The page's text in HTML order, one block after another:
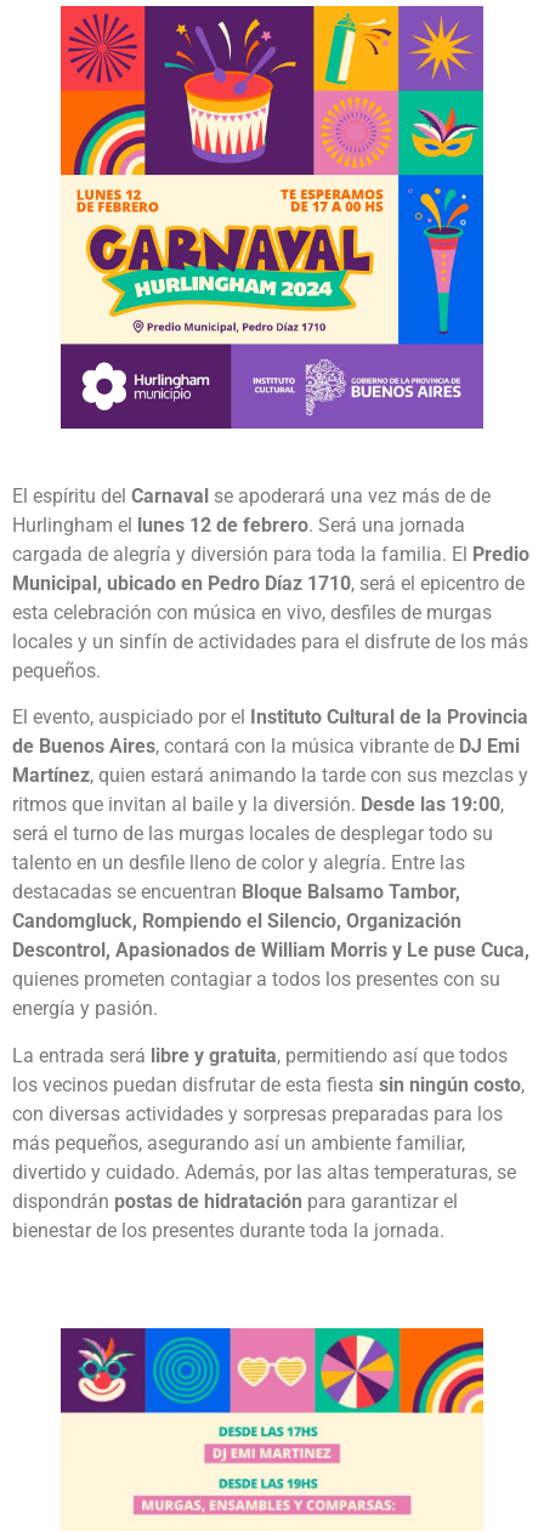
El espíritu del Carnaval se apoderará una vez más de de
Hurlingham el lunes 12 de febrero. Será una jornada
cargada de alegría y diversión para toda la familia. El Predio
Municipal, ubicado en Pedro Díaz 1710, será el epicentro de
esta celebración con música en vivo, desfiles de murgas
locales y un sinfín de actividades para el disfrute de los más
pequeños.
El evento, auspiciado por el
Instituto Cultural de la Provincia
de Buenos Aires, contará con la música vibrante de DJ Emi
Martínez, quien estará animando la tarde con sus mezclas y
ritmos que invitan al baile y la diversión. Desde las 19:00,
será el turno de las murgas locales de desplegar todo su
talento en un desfile lleno de color y alegría. Entre las
destacadas se encuentran Bloque Balsamo Tambor,
Candomgluck, Rompiendo el Silencio, Organización
Descontrol, Apasionados de William Morris y Le puse Cuca,
quienes prometen contagiar a todos los presentes con su
energía y pasión.
La entrada será libre y gratuita, permitiendo así que todos
los vecinos puedan disfrutar de esta fiesta sin ningún costo,
con diversas actividades y sorpresas preparadas para los
más pequeños, asegurando así un ambiente familiar,
divertido y cuidado. Además, por las altas temperaturas, se
dispondrán postas de hidratación para garantizar el
bienestar de los presentes durante toda la jornada.